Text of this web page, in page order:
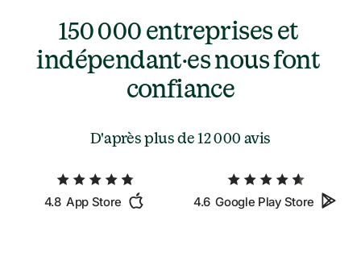
150 000 entreprises et
indépendant·es nous font
confiance
D'après plus de 12 000 avis
4.8 App Store 4.6 Google Play Store